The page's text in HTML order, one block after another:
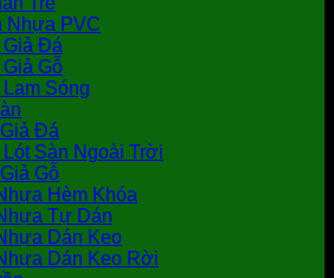
Nhựa PVC
Giả Đá
Gỗ
Sóng
Đá
Sàn Ngoài Trời
Gỗ
Hèm Khóa
Tự Dán
Dán Keo
Dán Keo Rời